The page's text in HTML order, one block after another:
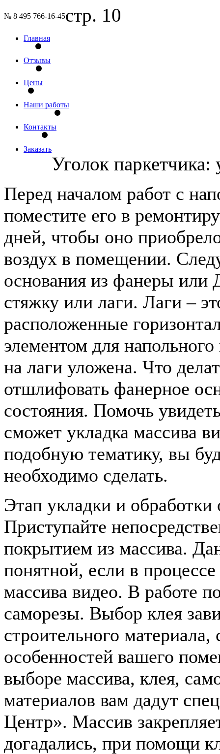
№ 8 495 766-16-45стр. 10
Главная
Отзывы
Цены
Наши работы
Контакты
Заказать
Уголок паркетчика:
Перед началом работ с
поместите его в
дней, чтобы оно
воздух в помещении.
основания из фанеры
стяжку или лаги. Лаги –
расположенные
элементом для
на лаги уложена. Что
отшлифовать фанерное
состояния. Помочь
сможет укладка массива
подобную тематику, вы
необходимо сделать.
Этап укладки и обработки
Приступайте
покрытием из массива.
понятной, если в
массива видео. В работе
саморезы. Выбор клея
строительного
особенностей вашего
выборе массива, клея,
материалов вам дадут
Центр». Массив
догадались, при помощи